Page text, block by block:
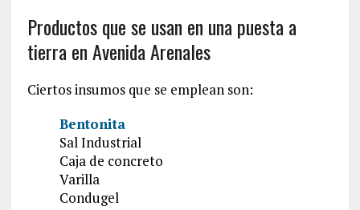
Productos que se usan en una puesta a
tierra en Avenida Arenales
Ciertos insumos que se emplean son:
Bentonita
Sal Industrial
Caja de concreto
Varilla
Condugel